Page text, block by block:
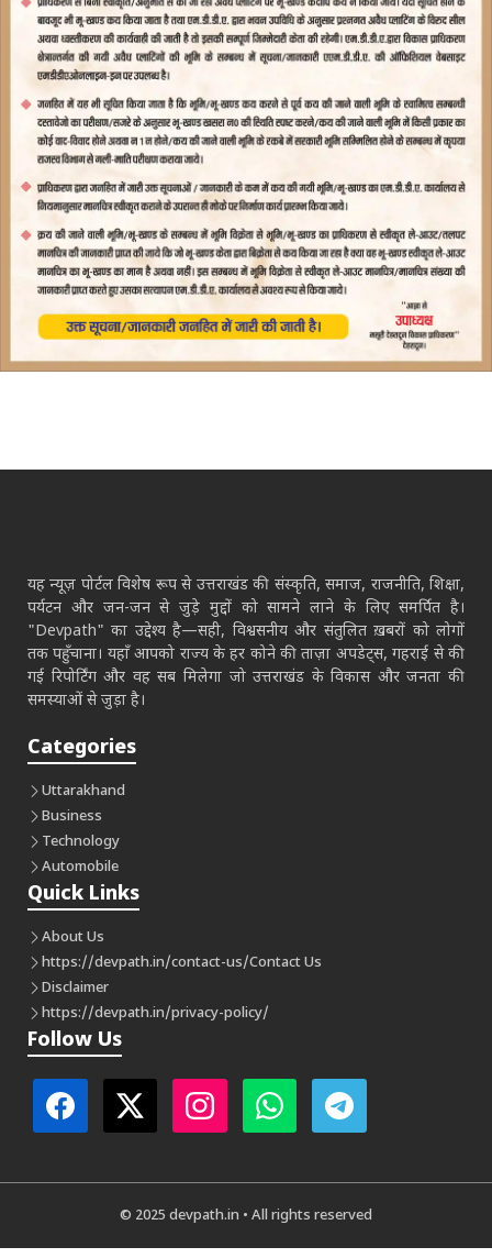
यह न्यूज़ पोर्टल विशेष रूप से उत्तराखंड की संस्कृति, समाज, राजनीति, शिक्षा,
पर्यटन और जन-जन से जुड़े मुद्दों को सामने लाने के लिए समर्पित है।
"Devpath" का उद्देश्य है—सही, विश्वसनीय और संतुलित ख़बरों को लोगों
तक पहुँचाना। यहाँ आपको राज्य के हर कोने की ताज़ा अपडेट्स, गहराई से की
गई रिपोर्टिंग और वह सब मिलेगा जो उत्तराखंड के विकास और जनता की
समस्याओं से जुड़ा है।
Categories
Uttarakhand
Business
Technology
Automobile
Quick Links
About Us
https://devpath.in/contact-us/Contact Us
Disclaimer
https://devpath.in/privacy-policy/
Follow Us
© 2025 devpath.in • All rights reserved